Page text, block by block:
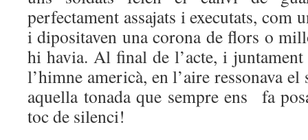
perfectament assajats i executats, com
i dipositaven una corona de flors o
hi havia. Al final de l’acte, i juntament
l’himne americà, en l’aire ressonava
aquella tonada que sempre ens fa
toc de silenci!